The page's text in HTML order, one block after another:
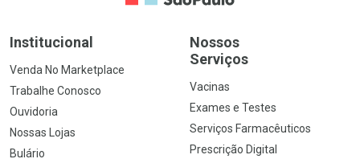
Institucional
Venda No Marketplace
Trabalhe Conosco
Ouvidoria
Nossas Lojas
Bulário
Nossos
Serviços
Vacinas
Exames e Testes
Serviços Farmacêuticos
Prescrição Digital